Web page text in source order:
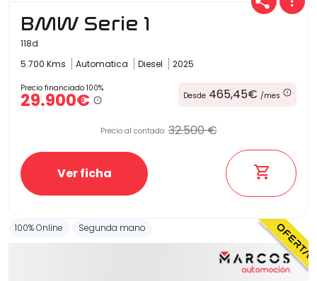
BMW Serie 1
118d
5.700 Kms
Automatica Diesel 2025
Precio financiado 100%
29.900€ Desde 465,45€ /mes
Precio al contado: 32.500 €
Ver ficha
100% Online Segunda mano